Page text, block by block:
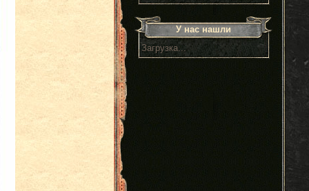
У нас нашли
Загрузка...